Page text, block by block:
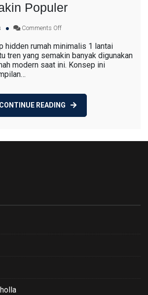
Populer
Comments Off
hidden rumah minimalis 1 lantai
tren yang semakin banyak digunakan
modern saat ini. Konsep ini
CONTINUE READING